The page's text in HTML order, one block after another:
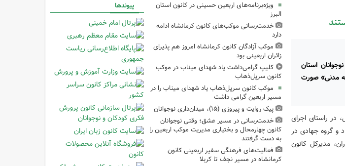
استان
مدنی» صورت
در راستای اجرای
و گروه جهادی در
مدیرکل کانون
ویژه‌برنامه‌های اربعین حسینی در کانون استان
البرز
خدمت‌رسانی موکب‌های کانون کرمانشاه ادامه
دارد
موکب آزادگان کانون کرمانشاه امروز هم پذیرای
زائران اربعینی بود
کلیپ گرامی‌داشت یاد شهدای میناب در موکب
کانون سرپل‌ذهاب
موکب کانون سرپل‌ذهاب یاد شهدای میناب را در
مسیر اربعین گرامی داشت
پیک روایت و پیروزی (۱۵)، میدان‌داری نوجوانان
خدمت‌رسانی در مسیر عشق؛ وقتی نوجوانان
کانون چهارمحال و بختیاری مدیریت موکب اربعین را
به دست گرفتند
فعالیت‌های فرهنگی سفیر اربعینی کانون
کرمانشاه در مسیر نجف تا کربلا
پیوندها